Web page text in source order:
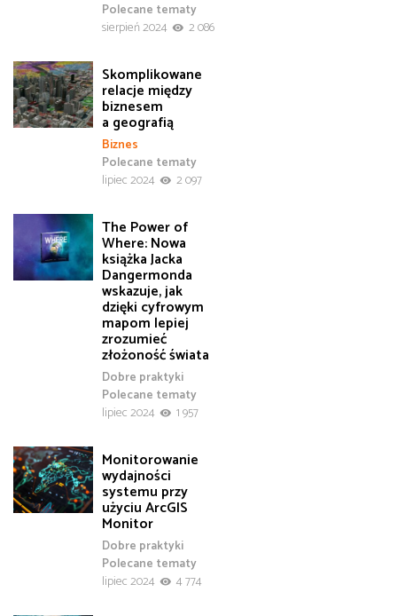
Polecane tematy
sierpień 2024
2 086
Skomplikowane
relacje między
biznesem
a geografią
Biznes
Polecane tematy
lipiec 2024
2 097
The Power of
Where: Nowa
książka Jacka
Dangermonda
wskazuje, jak
dzięki cyfrowym
mapom lepiej
zrozumieć
złożoność świata
Dobre praktyki
Polecane tematy
lipiec 2024
1 957
Monitorowanie
wydajności
systemu przy
użyciu ArcGIS
Monitor
Dobre praktyki
Polecane tematy
lipiec 2024
4 774